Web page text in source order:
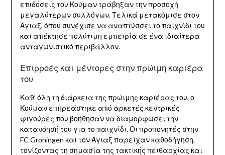
επιδόσεις του Κούμαν τράβηξαν την προσοχή
μεγαλύτερων συλλόγων. Τελικά μετακόμισε στον
Άγιαξ, όπου συνέχισε να αναπτύσσει το παιχνίδι του
και απέκτησε πολύτιμη εμπειρία σε ένα ιδιαίτερα
ανταγωνιστικό περιβάλλον.
Επιρροές και μέντορες στην πρώιμη καριέρα
του
Καθ’ όλη τη διάρκεια της πρώιμης καριέρας του, ο
Κούμαν επηρεάστηκε από αρκετές κεντρικές
φιγούρες που βοήθησαν να διαμορφώσει την
κατανόησή του για το παιχνίδι. Οι προπονητές στην
FC Groningen και τον Άγιαξ παρείχαν καθοδήγηση,
τονίζοντας τη σημασία της τακτικής πειθαρχίας και